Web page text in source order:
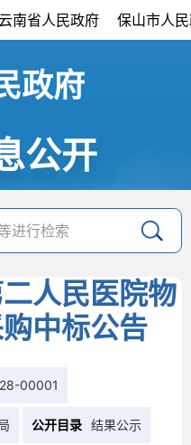
南省人民政府 保山市人
政府
公开
人民医院物
中标公告
00001
公开目录 结果公示